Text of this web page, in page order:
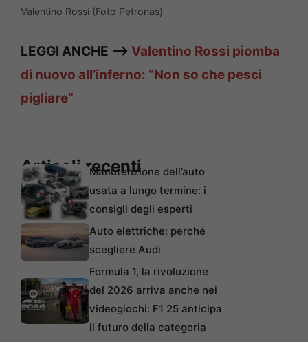
Valentino Rossi (Foto Petronas)
LEGGI ANCHE —> Valentino Rossi piomba
di nuovo all’inferno: “Non so che pesci
pigliare”
Articoli recentiManutenzione dell’auto
usata a lungo termine: i
consigli degli esperti
Auto elettriche: perché
scegliere Audi
Formula 1, la rivoluzione
del 2026 arriva anche nei
videogiochi: F1 25 anticipa
il futuro della categoria